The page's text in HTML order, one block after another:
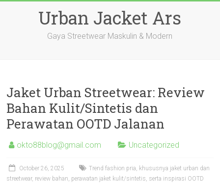
Urban Jacket Ars
Gaya Streetwear Maskulin & Modern
Jaket Urban Streetwear: Review
Bahan Kulit/Sintetis dan
Perawatan OOTD Jalanan
okto88blog@gmail.com Uncategorized
October 26, 2025
Trend fashion pria, khususnya jaket urban dan
streetwear, review bahan, perawatan jaket kulit/sintetis, serta inspirasi OOTD